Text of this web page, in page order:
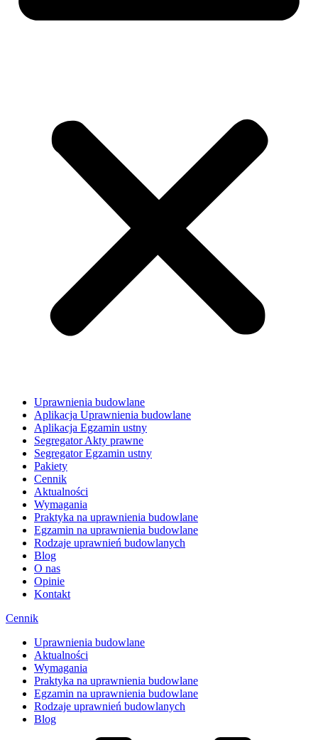
Uprawnienia budowlane
Aplikacja Uprawnienia budowlane
Aplikacja Egzamin ustny
Segregator Akty prawne
Segregator Egzamin ustny
Pakiety
Cennik
Aktualności
Wymagania
Praktyka na uprawnienia budowlane
Egzamin na uprawnienia budowlane
Rodzaje uprawnień budowlanych
Blog
O nas
Opinie
Kontakt
Cennik
Uprawnienia budowlane
Aktualności
Wymagania
Praktyka na uprawnienia budowlane
Egzamin na uprawnienia budowlane
Rodzaje uprawnień budowlanych
Blog